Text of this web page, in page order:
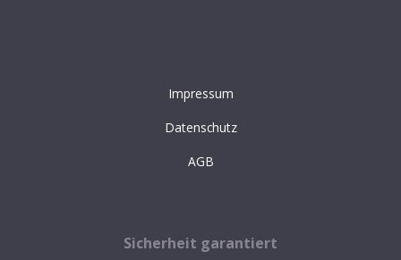
Impressum
Datenschutz
AGB
Sicherheit garantiert